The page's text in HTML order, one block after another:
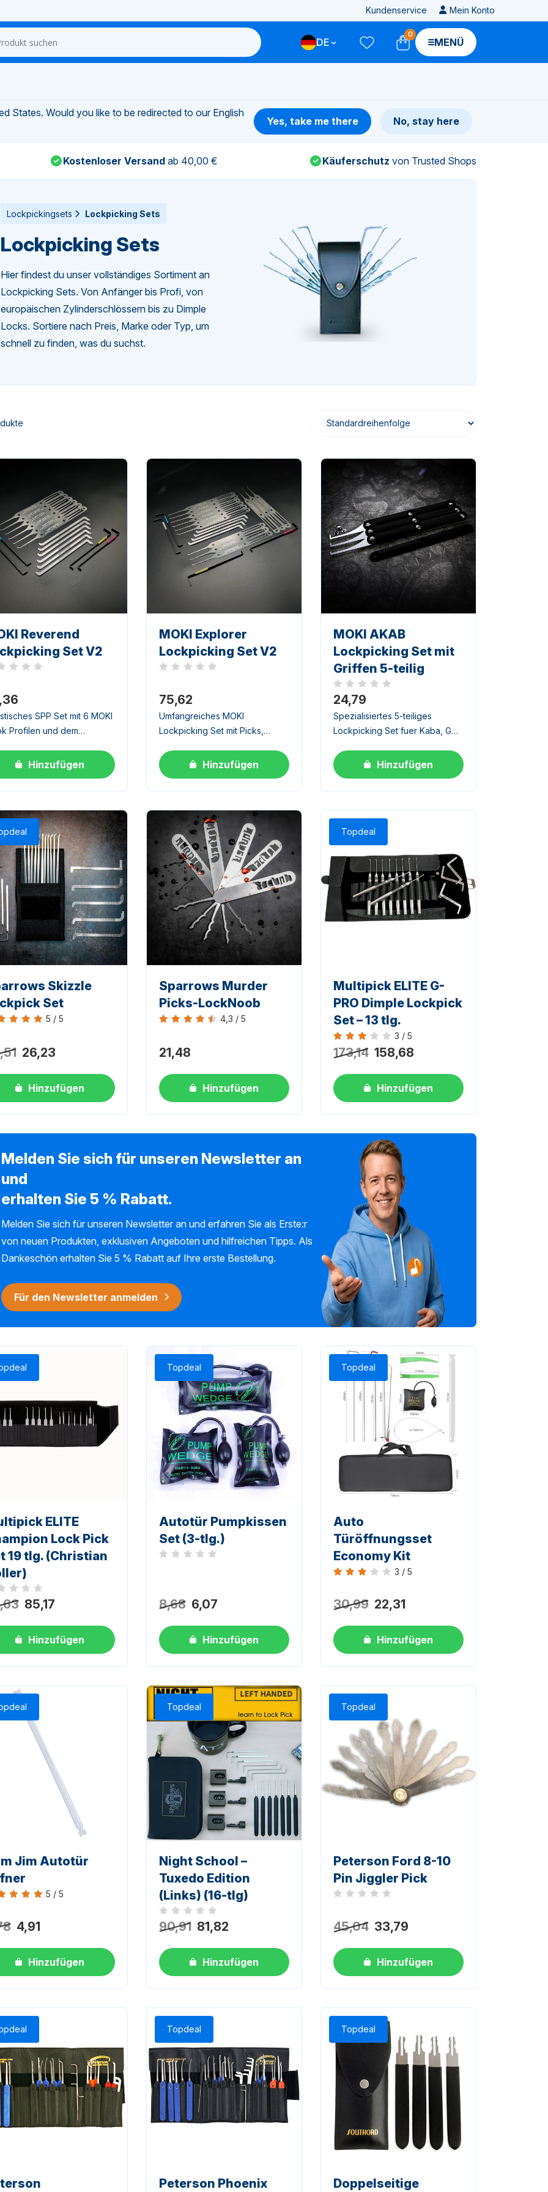
Kundenservice Mein Konto
DE
0
MENÜ
States. Would you like to be redirected to our English
Yes, take me there No, stay here
Kostenloser Versandab 40,00 € Käuferschutz von Trusted Shops
Lockpickingsets Lockpicking Sets
Lockpicking Sets
Hier findest du unser vollständiges Sortiment an
Lockpicking Sets. Von Anfänger bis Profi, von
europäischen Zylinderschlössern bis zu Dimple
Locks. Sortiere nach Preis, Marke oder Typ, um
schnell zu finden, was du suchst.
Reverend
Set V2
keine Bewertungen
SPP Set mit 6 MOKI
Profilen und dem
und Prybar TOK).
Hinzufügen
MOKI Explorer
Lockpicking Set V2
Noch keine Bewertungen
75,62
Umfangreiches MOKI
Lockpicking Set mit Picks,
(BOK + TOK). Fuer
fortgeschrittene Nutzer und
ambitionierte Anfaenger.
Hinzufügen
MOKI AKAB
Lockpicking Set mit
Griffen 5-teilig
Noch keine Bewertungen
24,79
Spezialisiertes 5-teiliges
Lockpicking Set fuer Kaba, Goal
mehreren Pinrichtungen.
Gemeinsam mit Yabende
entwickelt.
Hinzufügen
Skizzle
Set
5 von 5
5 / 5
26,23
Hinzufügen
Sparrows Murder
Picks-LockNoob
Bewertung 4,3 von 5
4,3 / 5
21,48
Hinzufügen
Topdeal
Multipick ELITE G-
PRO Dimple Lockpick
Set – 13 tlg.
Bewertung 3 von 5
3 / 5
173,14 158,68
Hinzufügen
Melden Sie sich für unseren Newsletter an
und
erhalten Sie 5 % Rabatt.
Melden Sie sich für unseren Newsletter an und erfahren Sie als Erste:r
von neuen Produkten, exklusiven Angeboten und hilfreichen Tipps. Als
Dankeschön erhalten Sie 5 % Rabatt auf Ihre erste Bestellung.
Für den Newsletter anmelden
ELITE
Lock Pick
19 tlg. (Christian
keine Bewertungen
85,17
Hinzufügen
Topdeal
Autotür Pumpkissen
Set (3-tlg.)
Noch keine Bewertungen
8,68 6,07
Hinzufügen
Topdeal
Auto
Türöffnungsset
Economy Kit
Bewertung 3 von 5
3 / 5
30,99 22,31
Hinzufügen
Jim Autotür
5 von 5
5 / 5
4,91
Hinzufügen
Topdeal
Night School –
Tuxedo Edition
(Links) (16-tlg)
Noch keine Bewertungen
90,91 81,82
Hinzufügen
Topdeal
Peterson Ford 8-10
Pin Jiggler Pick
Noch keine Bewertungen
45,04 33,79
Hinzufügen
Topdeal
Peterson Phoenix
Topdeal
Doppelseitige